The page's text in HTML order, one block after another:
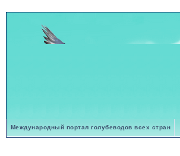
Международный портал голубеводов всех стран